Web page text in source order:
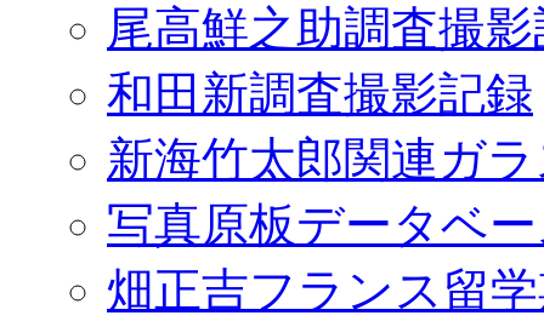
尾高鮮之助調査撮
和田新調査撮影記録
新海竹太郎関連ガ
写真原板データベ
畑正吉フランス留